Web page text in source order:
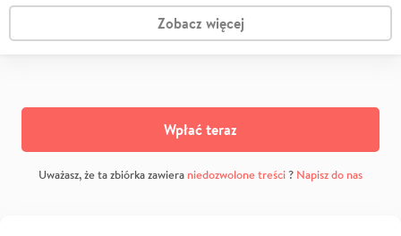
Zobacz więcej
Wpłać teraz
Uważasz, że ta zbiórka zawiera niedozwolone treści? Napisz do nas